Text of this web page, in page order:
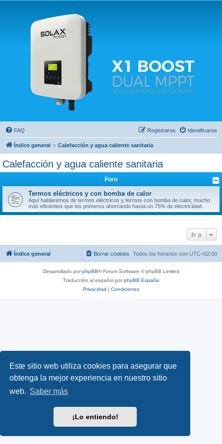
Este sitio web utiliza cookies para asegurar que
obtenga la mejor experiencia en nuestro sitio
web. Saber más
¡Lo entiendo!
Solax FAQ
Lugar para intercambiar dudas sobre inversores solares Solax y temas relacionados.
FAQ Identificarse
Registrarse
Índice general Calefacción y agua caliente sanitaria
Calefacción y agua caliente sanitaria
Foro
Termos eléctricos y con bomba de calor
Aquí hablaremos de termos eléctricos y termos con bomba de calor, mucho
más eficientes que los primeros ahorrando hasta un 75% de electricidad.
Ir a
Índice general Todos los horarios son UTC+02:00
Borrar cookies
Desarrollado porphpBB® Forum Software © phpBB Limited
Traducción al español porphpBB España
Privacidad | Condiciones